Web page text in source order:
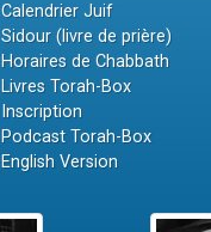
Calendrier Juif
Sidour (livre de prière)
Horaires de Chabbath
Livres Torah-Box
Inscription
Podcast Torah-Box
English Version